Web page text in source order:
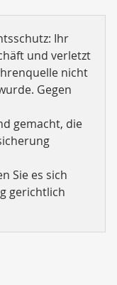
Ihr
und verletzt
nicht
Gegen
gemacht, die
Sie es sich
gerichtlich